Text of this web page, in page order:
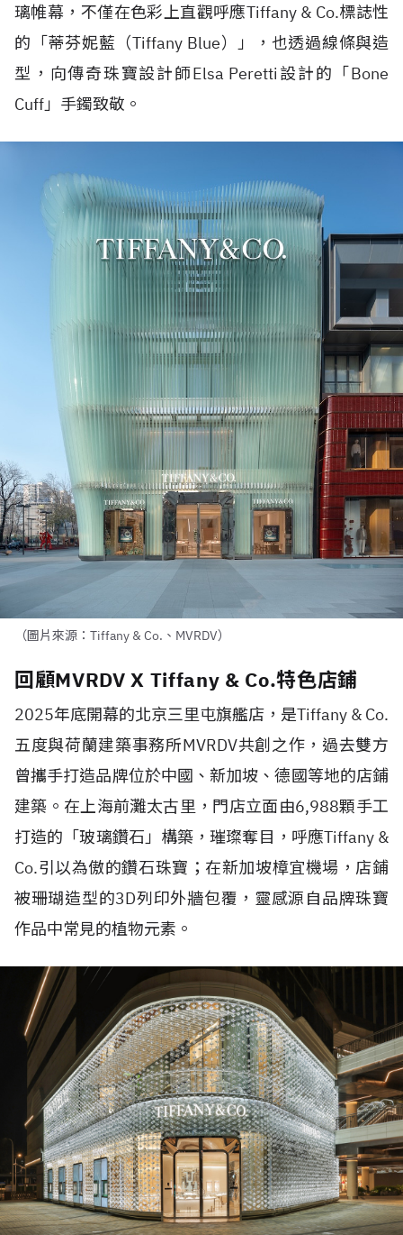
璃帷幕，不僅在色彩上直觀呼應Tiffany & Co.標誌性
的「蒂芬妮藍（Tiffany Blue）」，也透過線條與造
型，向傳奇珠寶設計師Elsa Peretti 設計的「Bone
Cuff 」手鐲致敬。
（圖片來源：Tiffany & Co.、MVRDV）
回顧MVRDV X Tiffany & Co.特色店鋪
2025年底開幕的北京三里屯旗艦店，是Tiffany & Co.
五度與荷蘭建築事務所MVRDV共創之作，過去雙方
曾攜手打造品牌位於中國、新加坡、德國等地的店鋪
建築。在上海前灘太古里，門店立面由6,988顆手工
打造的「玻璃鑽石」構築，璀璨奪目，呼應Tiffany &
Co.引以為傲的鑽石珠寶；在新加坡樟宜機場，店鋪
被珊瑚造型的3D列印外牆包覆，靈感源自品牌珠寶
作品中常見的植物元素。